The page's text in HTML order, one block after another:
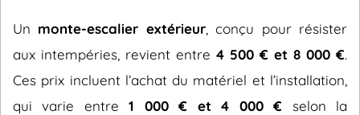
Un monte-escalier extérieur, conçu pour résister
aux intempéries, revient entre 4 500 € et 8 000 €.
Ces prix incluent l’achat du matériel et l’installation,
qui varie entre1 000 € et 4 000 € selon la